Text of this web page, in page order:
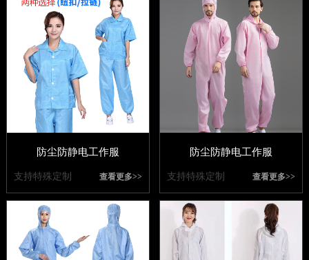
防尘防静电工作服
支持特殊定制 查看更多>>
防尘防静电工作服
支持特殊定制 查看更多>>